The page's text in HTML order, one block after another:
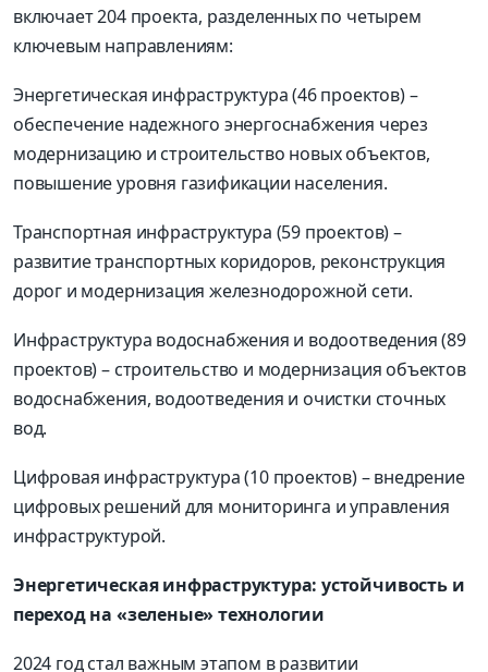
включает 204 проекта, разделенных по четырем
ключевым направлениям:
Энергетическая инфраструктура (46 проектов) –
обеспечение надежного энергоснабжения через
модернизацию и строительство новых объектов,
повышение уровня газификации населения.
Транспортная инфраструктура (59 проектов) –
развитие транспортных коридоров, реконструкция
дорог и модернизация железнодорожной сети.
Инфраструктура водоснабжения и водоотведения (89
проектов) – строительство и модернизация объектов
водоснабжения, водоотведения и очистки сточных
вод.
Цифровая инфраструктура (10 проектов) – внедрение
цифровых решений для мониторинга и управления
инфраструктурой.
Энергетическая инфраструктура: устойчивость и
переход на «зеленые» технологии
2024 год стал важным этапом в развитии